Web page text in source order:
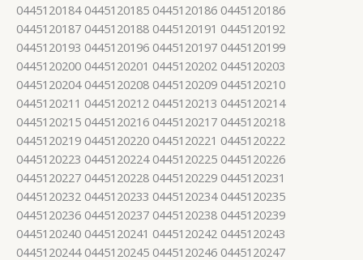
0445120184 0445120185 0445120186 0445120186
0445120187 0445120188 0445120191 0445120192
0445120193 0445120196 0445120197 0445120199
0445120200 0445120201 0445120202 0445120203
0445120204 0445120208 0445120209 0445120210
0445120211 0445120212 0445120213 0445120214
0445120215 0445120216 0445120217 0445120218
0445120219 0445120220 0445120221 0445120222
0445120223 0445120224 0445120225 0445120226
0445120227 0445120228 0445120229 0445120231
0445120232 0445120233 0445120234 0445120235
0445120236 0445120237 0445120238 0445120239
0445120240 0445120241 0445120242 0445120243
0445120244 0445120245 0445120246 0445120247